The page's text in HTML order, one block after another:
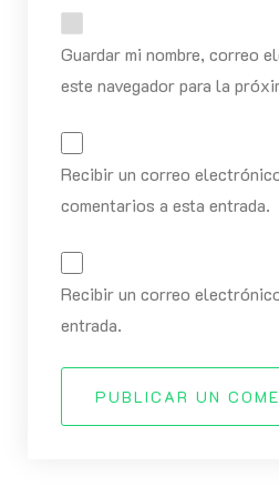
Guardar mi nombre, correo
este navegador para la
Recibir un correo
comentarios a esta entrada.
Recibir un correo
entrada.
PUBLICAR UN